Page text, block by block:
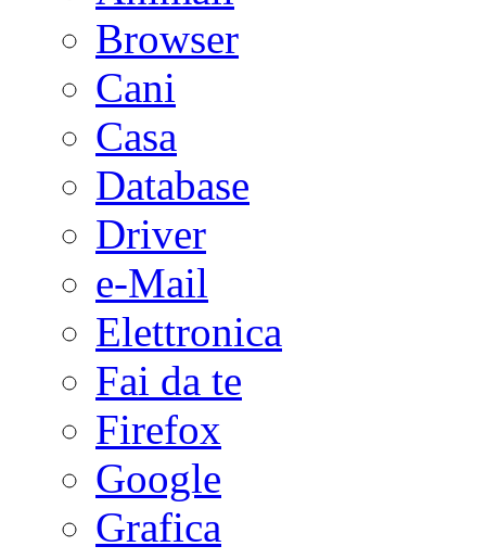
Browser
Cani
Casa
Database
Driver
e-Mail
Elettronica
Fai da te
Firefox
Google
Grafica